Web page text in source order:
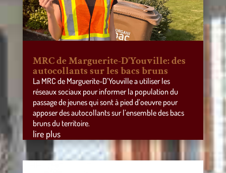
MRC de Marguerite-D’Youville: des
autocollants sur les bacs bruns
La MRC de Marguerite-D’Youville a utiliser les
réseaux sociaux pour informer la population du
passage de jeunes qui sont à pied d’oeuvre pour
apposer des autocollants sur l’ensemble des bacs
bruns du territoire.
lire plus